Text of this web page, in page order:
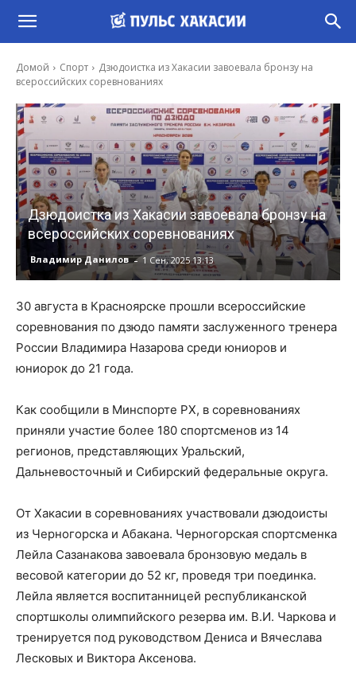
Домой Спорт
Дзюдоистка из Хакасии завоевала бронзу на
всероссийских соревнованиях
Дзюдоистка из Хакасии завоевала бронзу на
всероссийских соревнованиях
Владимир Данилов - 1 Сен, 2025 13:13
30 августа в Красноярске прошли всероссийские
соревнования по дзюдо памяти заслуженного тренера
России Владимира Назарова среди юниоров и
юниорок до 21 года.
Как сообщили в Минспорте РХ, в соревнованиях
приняли участие более 180 спортсменов из 14
регионов, представляющих Уральский,
Дальневосточный и Сибирский федеральные округа.
От Хакасии в соревнованиях участвовали дзюдоисты
из Черногорска и Абакана. Черногорская спортсменка
Лейла Сазанакова завоевала бронзовую медаль в
весовой категории до 52 кг, проведя три поединка.
Лейла является воспитанницей республиканской
спортшколы олимпийского резерва им. В.И. Чаркова и
тренируется под руководством Дениса и Вячеслава
Лесковых и Виктора Аксенова.